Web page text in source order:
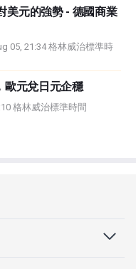
美元的強勢 - 德國商業
05, 21:34 格林威治標準時
歐元兌日元企穩
格林威治標準時間